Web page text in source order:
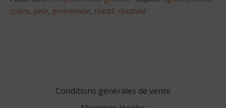
colère, peur, promenade, réactif, réactivité
Conditions générales de vente